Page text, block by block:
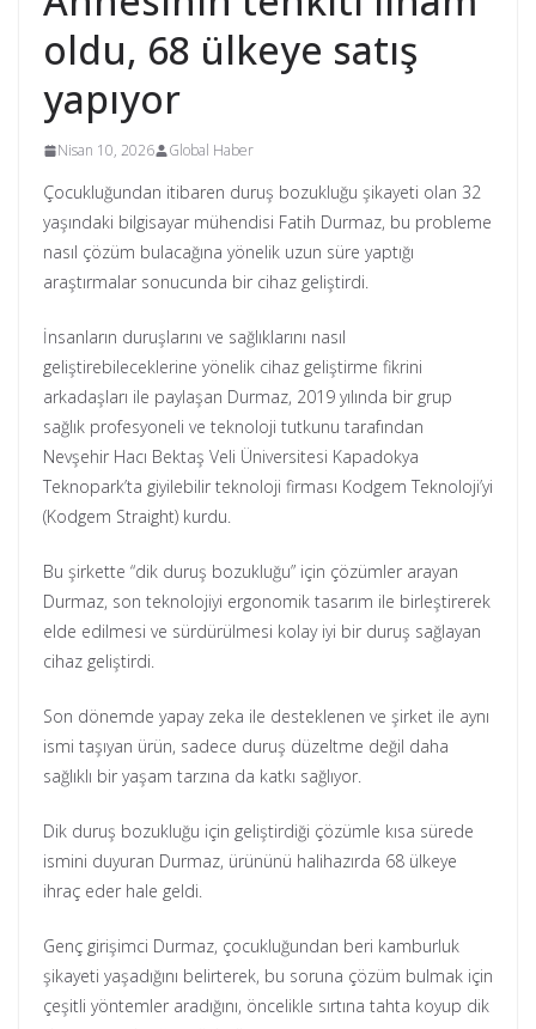
oldu, 68 ülkeye satış
yapıyor
Nisan 10, 2026 Global Haber
Çocukluğundan itibaren duruş bozukluğu şikayeti olan 32
yaşındaki bilgisayar mühendisi Fatih Durmaz, bu probleme
nasıl çözüm bulacağına yönelik uzun süre yaptığı
araştırmalar sonucunda bir cihaz geliştirdi.
İnsanların duruşlarını ve sağlıklarını nasıl
geliştirebileceklerine yönelik cihaz geliştirme fikrini
arkadaşları ile paylaşan Durmaz, 2019 yılında bir grup
sağlık profesyoneli ve teknoloji tutkunu tarafından
Nevşehir Hacı Bektaş Veli Üniversitesi Kapadokya
Teknopark’ta giyilebilir teknoloji firması Kodgem Teknoloji’yi
(Kodgem Straight) kurdu.
Bu şirkette “dik duruş bozukluğu” için çözümler arayan
Durmaz, son teknolojiyi ergonomik tasarım ile birleştirerek
elde edilmesi ve sürdürülmesi kolay iyi bir duruş sağlayan
cihaz geliştirdi.
Son dönemde yapay zeka ile desteklenen ve şirket ile aynı
ismi taşıyan ürün, sadece duruş düzeltme değil daha
sağlıklı bir yaşam tarzına da katkı sağlıyor.
Dik duruş bozukluğu için geliştirdiği çözümle kısa sürede
ismini duyuran Durmaz, ürününü halihazırda 68 ülkeye
ihraç eder hale geldi.
Genç girişimci Durmaz, çocukluğundan beri kamburluk
şikayeti yaşadığını belirterek, bu soruna çözüm bulmak için
çeşitli yöntemler aradığını, öncelikle sırtına tahta koyup dik